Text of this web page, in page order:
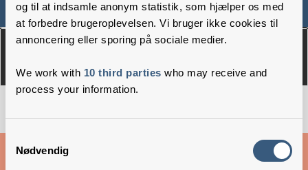
og til at indsamle anonym statistik, som hjælper os med
at forbedre brugeroplevelsen. Vi bruger ikke cookies til
annoncering eller sporing på sociale medier.
We work with 10 third parties who may receive and
process your information.
Samtykkevalg
Nødvendig
Om Medlemmer